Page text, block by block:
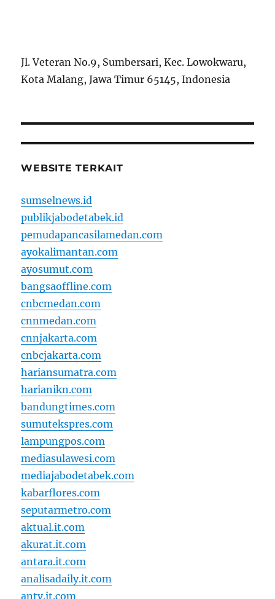
Jl. Veteran No.9, Sumbersari, Kec. Lowokwaru,
Kota Malang, Jawa Timur 65145, Indonesia
WEBSITE TERKAIT
sumselnews.id
publikjabodetabek.id
pemudapancasilamedan.com
ayokalimantan.com
ayosumut.com
bangsaoffline.com
cnbcmedan.com
cnnmedan.com
cnnjakarta.com
cnbcjakarta.com
hariansumatra.com
harianikn.com
bandungtimes.com
sumutekspres.com
lampungpos.com
mediasulawesi.com
mediajabodetabek.com
kabarflores.com
seputarmetro.com
aktual.it.com
akurat.it.com
antara.it.com
analisadaily.it.com
antv.it.com